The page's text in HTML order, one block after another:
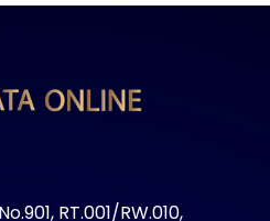
RT.001/RW.010,